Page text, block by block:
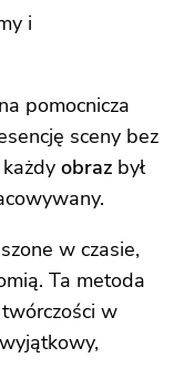
i
pomocnicza
sceny bez
obraz był
w czasie,
Ta metoda
w